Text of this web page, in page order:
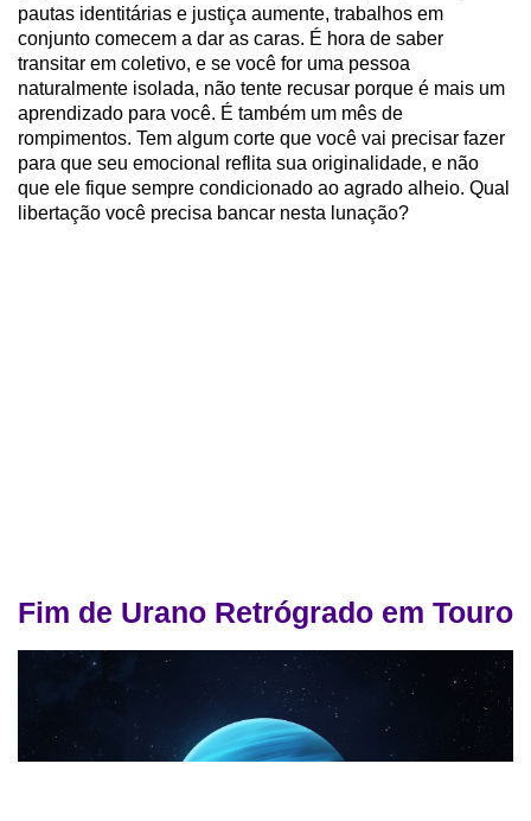
pautas identitárias e justiça aumente, trabalhos em
conjunto comecem a dar as caras. É hora de saber
transitar em coletivo, e se você for uma pessoa
naturalmente isolada, não tente recusar porque é mais um
aprendizado para você. É também um mês de
rompimentos. Tem algum corte que você vai precisar fazer
para que seu emocional reflita sua originalidade, e não
que ele fique sempre condicionado ao agrado alheio. Qual
libertação você precisa bancar nesta lunação?
Fim de Urano Retrógrado em Touro